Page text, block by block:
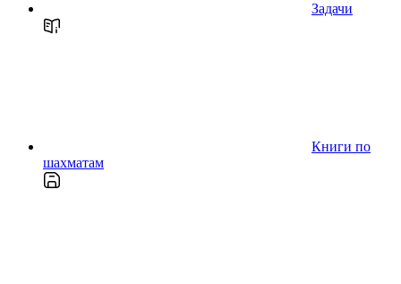
Задачи
Книги по
шахматам